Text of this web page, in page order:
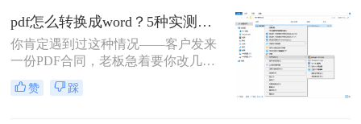
排版错乱、表格移位、字体变样等问
题的核心原则。
pdf怎么转换成word？5种实测方法，从免费到专业全攻略！
你肯定遇到过这种情况——客户发来
一份PDF合同，老板急着要你改几个
字；老师上传的PDF课件，你想复制
一段做笔记；或者自己扫描的纸质文
赞 踩